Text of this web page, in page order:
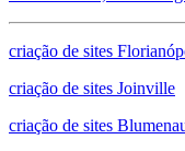
criação de sites
criação de sites Joinville
criação de sites